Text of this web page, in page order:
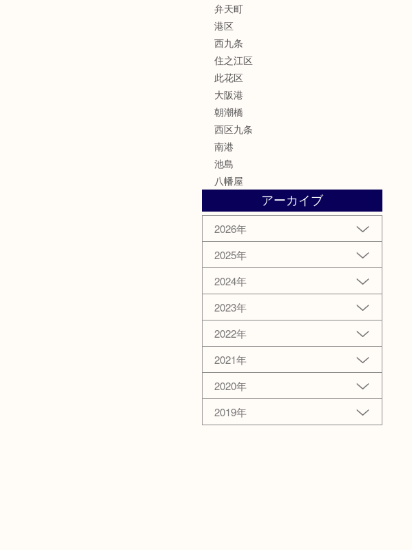
弁天町
港区
西九条
住之江区
此花区
大阪港
朝潮橋
西区九条
南港
池島
八幡屋
アーカイブ
2026年
2025年
2024年
2023年
2022年
2021年
2020年
2019年